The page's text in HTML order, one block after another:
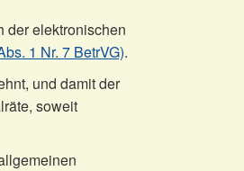
der elektronischen
1 Nr. 7 BetrVG).
und damit der
soweit